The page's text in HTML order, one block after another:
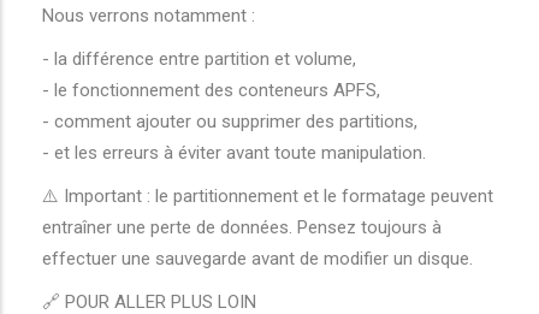
Nous verrons notamment :
- la différence entre partition et volume,
- le fonctionnement des conteneurs APFS,
- comment ajouter ou supprimer des partitions,
- et les erreurs à éviter avant toute manipulation.
⚠️ Important : le partitionnement et le formatage peuvent
entraîner une perte de données. Pensez toujours à
effectuer une sauvegarde avant de modifier un disque.
🔗 POUR ALLER PLUS LOIN